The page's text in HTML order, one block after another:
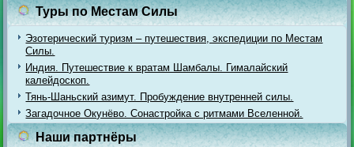
Туры по Местам Силы
Эзотерический туризм – путешествия, экспедиции по Местам
Силы.
Индия. Путешествие к вратам Шамбалы. Гималайский
калейдоскоп.
Тянь-Шаньский азимут. Пробуждение внутренней силы.
Загадочное Окунёво. Сонастройка с ритмами Вселенной.
Наши партнёры